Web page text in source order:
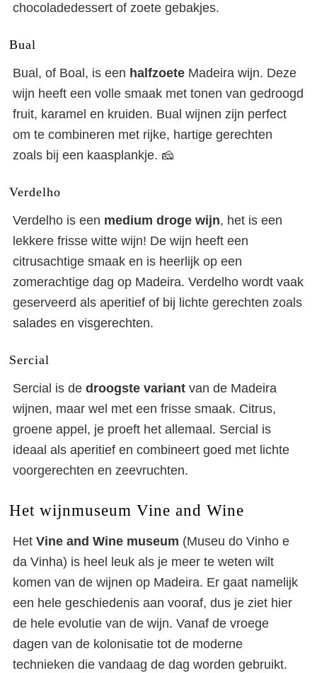
chocoladedessert of zoete gebakjes.
Bual
Bual, of Boal, is een halfzoete Madeira wijn. Deze
wijn heeft een volle smaak met tonen van gedroogd
fruit, karamel en kruiden. Bual wijnen zijn perfect
om te combineren met rijke, hartige gerechten
zoals bij een kaasplankje. 🧀
Verdelho
Verdelho is een medium droge wijn, het is een
lekkere frisse witte wijn! De wijn heeft een
citrusachtige smaak en is heerlijk op een
zomerachtige dag op Madeira. Verdelho wordt vaak
geserveerd als aperitief of bij lichte gerechten zoals
salades en visgerechten.
Sercial
Sercial is de droogste variant van de Madeira
wijnen, maar wel met een frisse smaak. Citrus,
groene appel, je proeft het allemaal. Sercial is
ideaal als aperitief en combineert goed met lichte
voorgerechten en zeevruchten.
Het wijnmuseum Vine and Wine
Het Vine and Wine museum (Museu do Vinho e
da Vinha) is heel leuk als je meer te weten wilt
komen van de wijnen op Madeira. Er gaat namelijk
een hele geschiedenis aan vooraf, dus je ziet hier
de hele evolutie van de wijn. Vanaf de vroege
dagen van de kolonisatie tot de moderne
technieken die vandaag de dag worden gebruikt.